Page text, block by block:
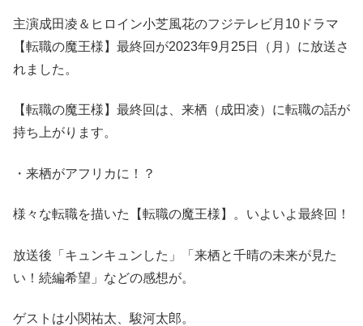
主演成田凌＆ヒロイン小芝風花のフジテレビ月10ドラマ
【転職の魔王様】最終回が2023年9月25日（月）に放送さ
れました。
【転職の魔王様】最終回は、来栖（成田凌）に転職の話が
持ち上がります。
・来栖がアフリカに！？
様々な転職を描いた【転職の魔王様】。いよいよ最終回！
放送後「キュンキュンした」「来栖と千晴の未来が見た
い！続編希望」などの感想が。
ゲストは小関祐太、駿河太郎。